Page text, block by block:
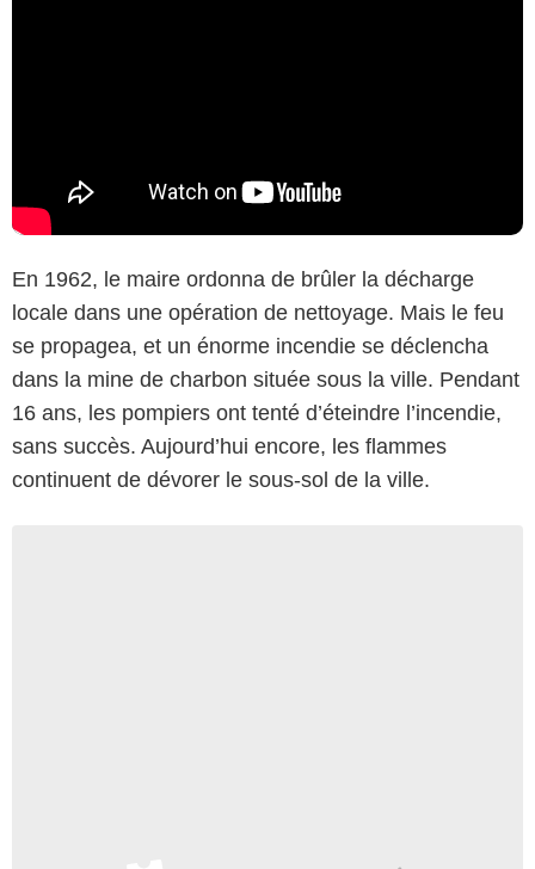
En 1962, le maire ordonna de brûler la décharge
locale dans une opération de nettoyage. Mais le feu
se propagea, et un énorme incendie se déclencha
dans la mine de charbon située sous la ville. Pendant
16 ans, les pompiers ont tenté d’éteindre l’incendie,
sans succès. Aujourd’hui encore, les flammes
continuent de dévorer le sous-sol de la ville.